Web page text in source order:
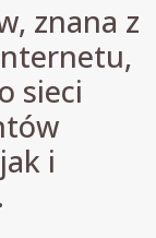
znana z
sieci
i